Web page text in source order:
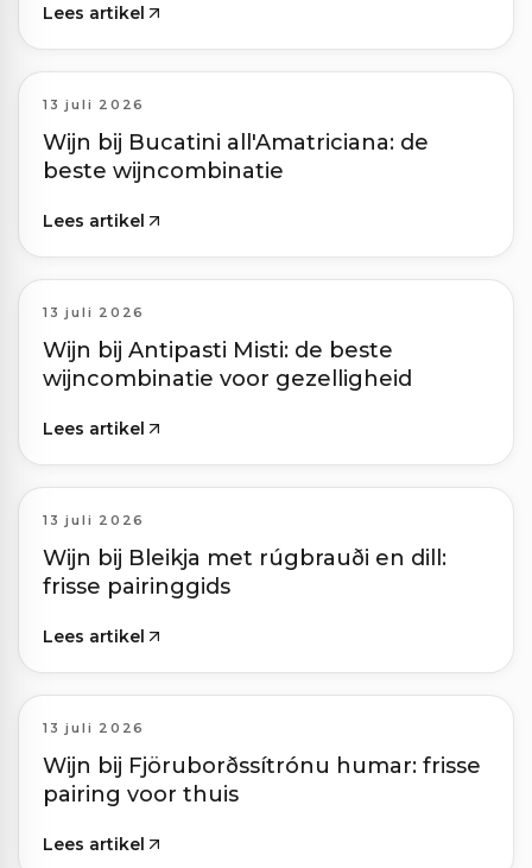
Lees artikel
13 juli 2026
Wijn bij Bucatini all'Amatriciana: de
beste wijncombinatie
Lees artikel
13 juli 2026
Wijn bij Antipasti Misti: de beste
wijncombinatie voor gezelligheid
Lees artikel
13 juli 2026
Wijn bij Bleikja met rúgbrauði en dill:
frisse pairinggids
Lees artikel
13 juli 2026
Wijn bij Fjöruborðssítrónu humar: frisse
pairing voor thuis
Lees artikel